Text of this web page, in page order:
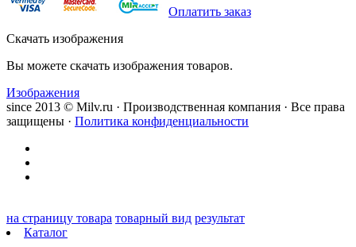
Оплатить заказ
Скачать изображения
Вы можете скачать изображения товаров.
Изображения
since 2013 © Milv.ru · Производственная компания · Все права
защищены · Политика конфиденциальности
на страницу товара товарный вид результат
Каталог